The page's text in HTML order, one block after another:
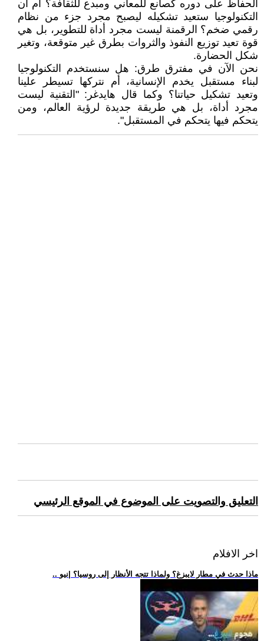
الحفاظ على دوره كصانع للمعاني ومبدع للثقافة؟ أم أن
التكنولوجيا ستعيد تشكيله ليصبح مجرد جزء من نظام
رقمي ضخم؟ الرقمنة ليست مجرد أداة للتطوير، بل هي
قوة تعيد توزيع النفوذ والثروات بطرق غير متوقعة، وتغير
شكل الحضارة.
نحن الآن في مفترق طرق: هل سنستخدم التكنولوجيا
لبناء مستقبل يخدم الإنسانية، أم نتركها تسيطر علينا
وتعيد تشكيل حياتنا؟ وكما قال هايدغر: "التقنية ليست
مجرد أداة، بل هي طريقة جديدة لرؤية العالم، ومن
يتحكم فيها يتحكم في المستقبل".
التعليق والتصويت على الموضوع في الموقع الرئيسي
اخر الافلام
.. ماذا حدث في مطار لايبزغ؟ ولماذا تتجه الأنظار إلى روسيا؟ |نيو